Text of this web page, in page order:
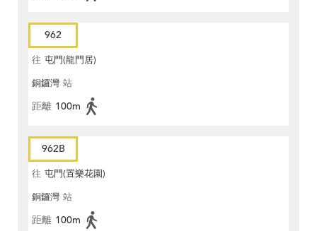
962
往 屯門(龍門居)
銅鑼灣 站
距離 100m
962B
往 屯門(置樂花園)
銅鑼灣 站
距離 100m